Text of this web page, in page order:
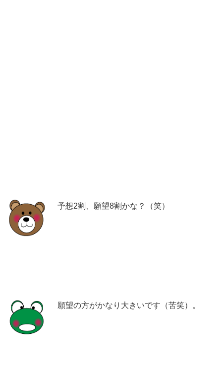
予想2割、願望8割かな？（笑）
願望の方がかなり大きいです（苦笑）。